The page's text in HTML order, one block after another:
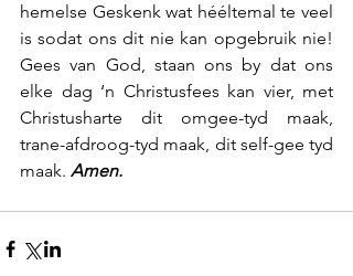
hemelse Geskenk wat hééltemal te veel
is sodat ons dit nie kan opgebruik nie!
Gees van God, staan ons by dat ons
elke dag ‘n Christusfees kan vier, met
Christusharte dit omgee-tyd maak,
trane-afdroog-tyd maak, dit self-gee tyd
maak. Amen.